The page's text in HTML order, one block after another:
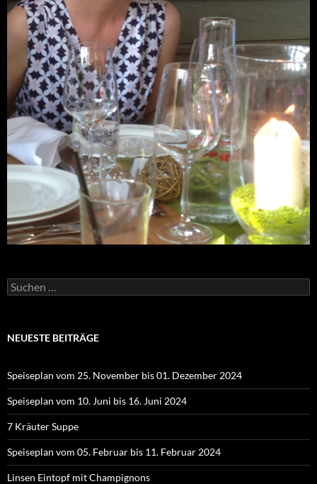
Suchen
nach:
NEUESTE BEITRÄGE
Speiseplan vom 25. November bis 01. Dezember 2024
Speiseplan vom 10. Juni bis 16. Juni 2024
7 Kräuter Suppe
Speiseplan vom 05. Februar bis 11. Februar 2024
Linsen Eintopf mit Champignons